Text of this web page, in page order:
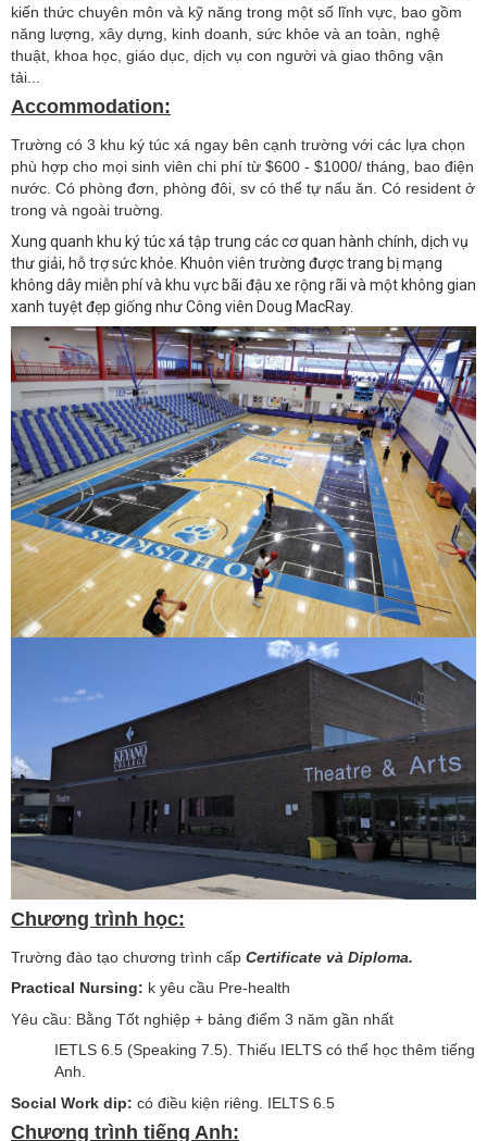
kiến ​​thức chuyên môn và kỹ năng trong một số lĩnh vực, bao gồm
năng lượng, xây dựng, kinh doanh, sức khỏe và an toàn, nghệ
thuật, khoa học, giáo dục, dịch vụ con người và giao thông vận
tải...
Accommodation:
Trường có 3 khu ký túc xá ngay bên cạnh trường với các lựa chọn
phù hợp cho mọi sinh viên chi phí từ $600 - $1000/ tháng, bao điện
nước. Có phòng đơn, phòng đôi, sv có thể tự nấu ăn. Có resident ở
trong và ngoài truờng
Xung quanh khu ký túc xá tập trung các cơ quan hành chính, dịch vụ
thư giải, hỗ trợ sức khỏe. Khuôn viên trường được trang bị mạng
không dây miễn phí và khu vực bãi đậu xe rộng rãi và một không gian
xanh tuyệt đẹp giống như Công viên Doug MacRay.
Chương trình học:
Trường đào tạo chương trình cấp Certificate và Diploma.
Practical Nursing: k yêu cầu Pre-health
Yêu cầu: Bằng Tốt nghiệp + bảng điểm 3 năm gần nhất
IETLS 6.5 (Speaking 7.5). Thiếu IELTS có thể học thêm tiếng
Anh.
Social Work dip: có điều kiện riêng. IELTS 6.5
Chương trình tiếng Anh: